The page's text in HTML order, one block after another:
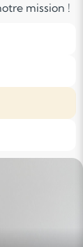
mission !